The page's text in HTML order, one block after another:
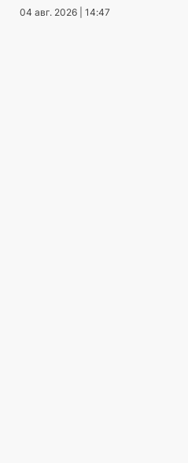
04 авг. 2026 | 14:47